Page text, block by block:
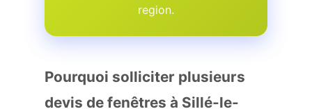
region.
Pourquoi solliciter plusieurs
devis de fenêtres à Sillé-le-